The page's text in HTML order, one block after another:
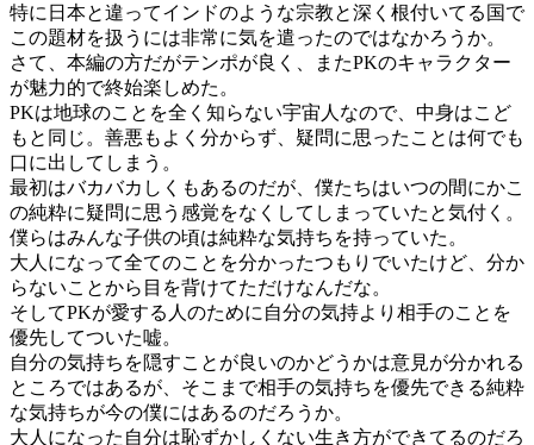
特に日本と違ってインドのような宗教と深く根付いてる国で
この題材を扱うには非常に気を遣ったのではなかろうか。
さて、本編の方だがテンポが良く、またPKのキャラクター
が魅力的で終始楽しめた。
PKは地球のことを全く知らない宇宙人なので、中身はこど
もと同じ。善悪もよく分からず、疑問に思ったことは何でも
口に出してしまう。
最初はバカバカしくもあるのだが、僕たちはいつの間にかこ
の純粋に疑問に思う感覚をなくしてしまっていたと気付く。
僕らはみんな子供の頃は純粋な気持ちを持っていた。
大人になって全てのことを分かったつもりでいたけど、分か
らないことから目を背けてただけなんだな。
そしてPKが愛する人のために自分の気持より相手のことを
優先してついた嘘。
自分の気持ちを隠すことが良いのかどうかは意見が分かれる
ところではあるが、そこまで相手の気持ちを優先できる純粋
な気持ちが今の僕にはあるのだろうか。
大人になった自分は恥ずかしくない生き方ができてるのだろ